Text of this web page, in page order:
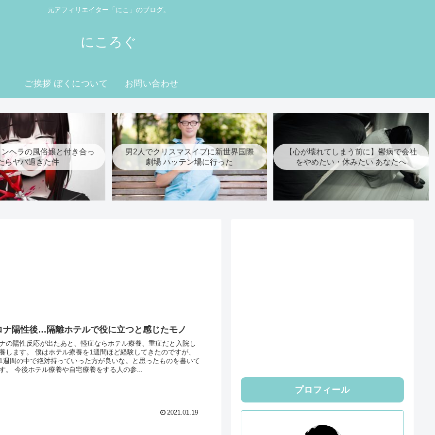
元アフィリエイター「にこ」のブログ。
にころぐ
ご挨拶 ぼくについて お問い合わせ
ヘラの風俗嬢と付き合っ
らヤバ過ぎた件
男2人でクリスマスイブに新世界国際
劇場 ハッテン場に行った
【心が壊れてしまう前に】鬱病で会社
をやめたい・休みたい あなたへ
ナ陽性後…隔離ホテルで役に立つと感じたモノ
の陽性反応が出たあと、軽症ならホテル療養、重症だと入院し
します。 僕はホテル療養を1週間ほど経験してきたのですが、
週間の中で絶対持っていった方が良いな。と思ったものを書いて
。 今後ホテル療養や自宅療養をする人の参...
2021.01.19
プロフィール